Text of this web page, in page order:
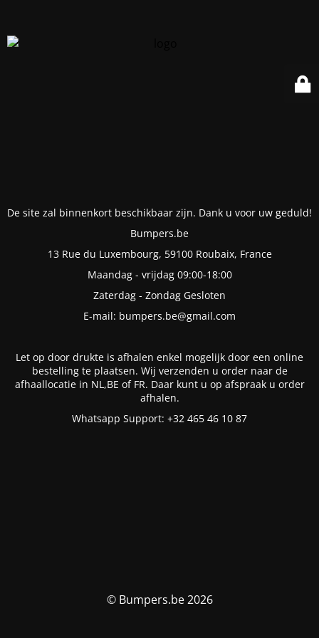
De site zal binnenkort beschikbaar zijn. Dank u voor uw geduld!
Bumpers.be
13 Rue du Luxembourg, 59100 Roubaix, France
Maandag - vrijdag 09:00-18:00
Zaterdag - Zondag Gesloten
E-mail: bumpers.be@gmail.com
Let op door drukte is afhalen enkel mogelijk door een online
bestelling te plaatsen. Wij verzenden u order naar de
afhaallocatie in NL,BE of FR. Daar kunt u op afspraak u order
afhalen.
Whatsapp Support: +32 465 46 10 87
© Bumpers.be 2026